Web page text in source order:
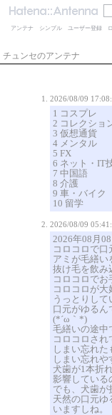
アンテナ シンプル ユーザー登録
チュンセのアンテナ
2026/08/09
1 コスプレ
2 コレクショ
3 仮想通貨
4 メンタル
5 FX
6 ネット・IT
7 中国語
8 介護
9 車・バイク
10 留学
2026/08/09
2026年08月08
コロコロで口
アミが毛繕い
抜け毛を飲み
コロコロでお
コロコロが大
うっとりして
口元がゆるん
(*´ω｀*)
毛繕いの途中
コロコロされ
しまい忘れた
しまい忘れ
犬歯が1本折
影響している
でも、犬歯が
天然の口元ゆ
いますしね。